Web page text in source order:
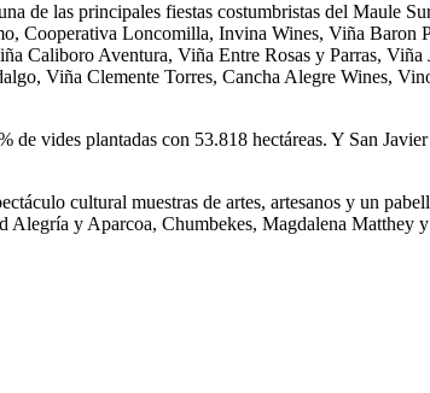
de las principales fiestas costumbristas del Maule
Cooperativa Loncomilla, Invina Wines, Viña
Caliboro Aventura, Viña Entre Rosas y Parras,
Viña Clemente Torres, Cancha Alegre Wines,
vides plantadas con 53.818 hectáreas. Y San
cultural muestras de artes, artesanos y un
Alegría y Aparcoa, Chumbekes, Magdalena Matthey